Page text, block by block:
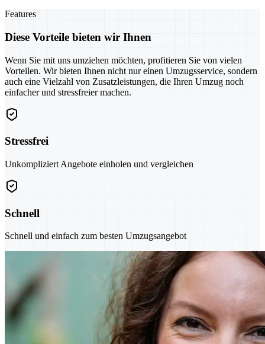
Features
Diese Vorteile bieten wir Ihnen
Wenn Sie mit uns umziehen möchten, profitieren Sie von vielen
Vorteilen. Wir bieten Ihnen nicht nur einen Umzugsservice, sondern
auch eine Vielzahl von Zusatzleistungen, die Ihren Umzug noch
einfacher und stressfreier machen.
Stressfrei
Unkompliziert Angebote einholen und vergleichen
Schnell
Schnell und einfach zum besten Umzugsangebot